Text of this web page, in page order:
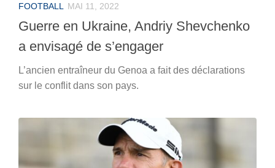
FOOTBALL MAI 11, 2022
Guerre en Ukraine, Andriy Shevchenko
a envisagé de s’engager
L’ancien entraîneur du Genoa a fait des déclarations
sur le conflit dans son pays.